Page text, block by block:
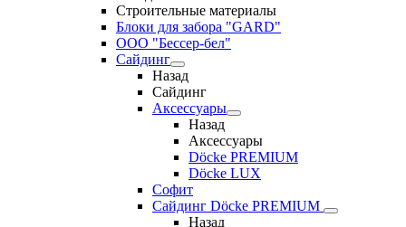
Строительные материалы
Блоки для забора "GARD"
ООО "Бессер-бел"
Сайдинг
Назад
Сайдинг
Аксессуары
Назад
Аксессуары
Döcke PREMIUM
Döcke LUX
Софит
Сайдинг Döcke PREMIUM
Назад